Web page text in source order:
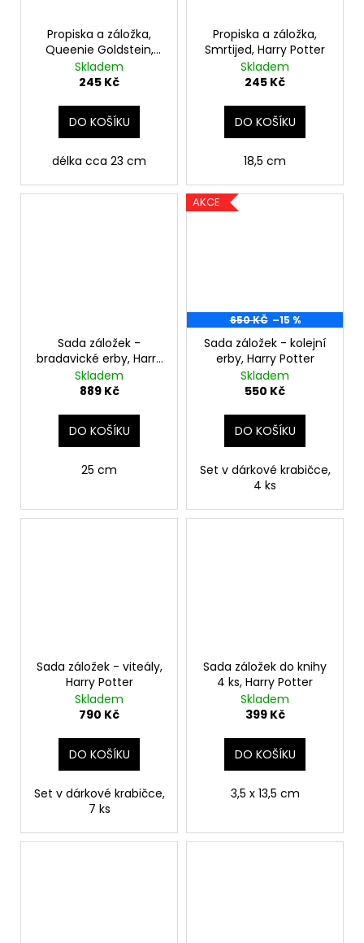
Propiska a záložka,
Queenie Goldstein,
Fantastická zvířata
Skladem
245 Kč
DO KOŠÍKU
délka cca 23 cm
Propiska a záložka,
Smrtijed, Harry Potter
Skladem
245 Kč
DO KOŠÍKU
18,5 cm
Sada záložek -
bradavické erby, Harry
Potter
Skladem
889 Kč
DO KOŠÍKU
25 cm
AKCE
650 KČ –15 %
Sada záložek - kolejní
erby, Harry Potter
Skladem
550 Kč
DO KOŠÍKU
Set v dárkové krabičce,
4 ks
Sada záložek - viteály,
Harry Potter
Skladem
790 Kč
DO KOŠÍKU
Set v dárkové krabičce,
7 ks
Sada záložek do knihy
4 ks, Harry Potter
Skladem
399 Kč
DO KOŠÍKU
3,5 x 13,5 cm